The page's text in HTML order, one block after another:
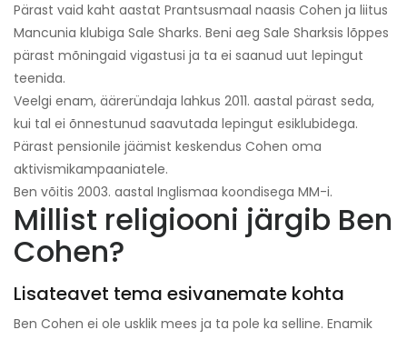
Pärast vaid kaht aastat Prantsusmaal naasis Cohen ja liitus
Mancunia klubiga Sale Sharks. Beni aeg Sale Sharksis lõppes
pärast mõningaid vigastusi ja ta ei saanud uut lepingut
teenida.
Veelgi enam, ääreründaja lahkus 2011. aastal pärast seda,
kui tal ei õnnestunud saavutada lepingut esiklubidega.
Pärast pensionile jäämist keskendus Cohen oma
aktivismikampaaniatele.
Ben võitis 2003. aastal Inglismaa koondisega MM-i.
Millist religiooni järgib Ben
Cohen?
Lisateavet tema esivanemate kohta
Ben Cohen ei ole usklik mees ja ta pole ka selline. Enamik